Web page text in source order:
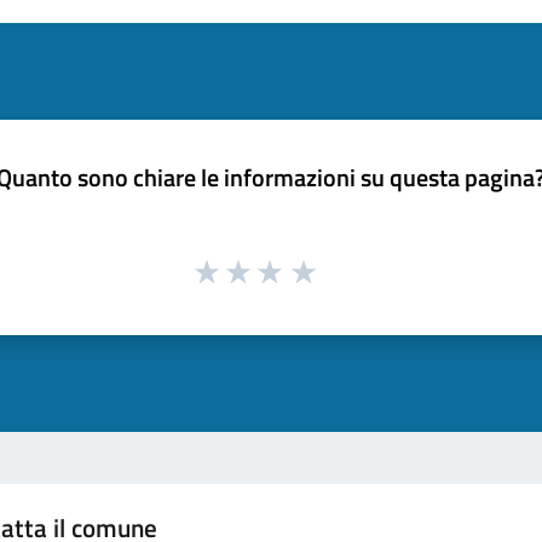
sono chiare le informazioni su questa
il comune